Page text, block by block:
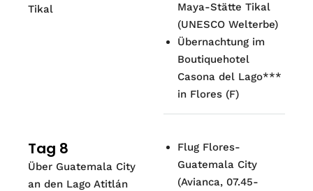
Tikal
Maya-Stätte Tikal
(UNESCO Welterbe)
Übernachtung im
Boutiquehotel
Casona del Lago***
in Flores (F)
Tag 8
Über Guatemala City
an den Lago Atitlán
Flug Flores-
Guatemala City
(Avianca, 07.45-